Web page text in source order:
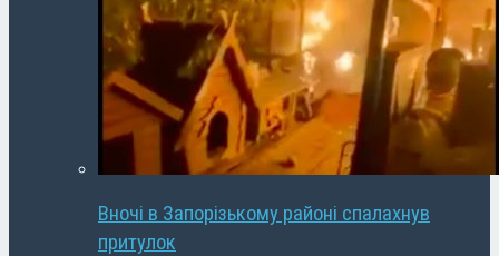
Вночі в Запорізькому районі спалахнув
притулок